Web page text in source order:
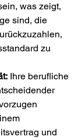
was zeigt,
sind, die
zu
Ihre berufliche
und